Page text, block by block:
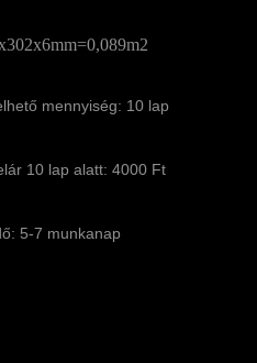
mennyiség: 10 lap
10 lap alatt: 4000 Ft
5-7 munkanap